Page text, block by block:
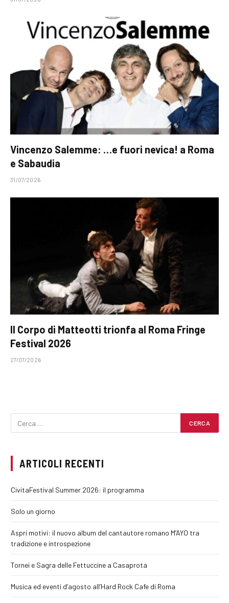
Vincenzo Salemme: …e fuori nevica! a Roma
e Sabaudia
31/07/2026
Il Corpo di Matteotti trionfa al Roma Fringe
Festival 2026
27/07/2026
ARTICOLI RECENTI
CivitaFestival Summer 2026: il programma
Solo un giorno
Aspri motivi: il nuovo album del cantautore romano M’AYO tra
tradizione e introspezione
Tornei e Sagra delle Fettuccine a Casaprota
Musica ed eventi d’agosto all’Hard Rock Cafe di Roma